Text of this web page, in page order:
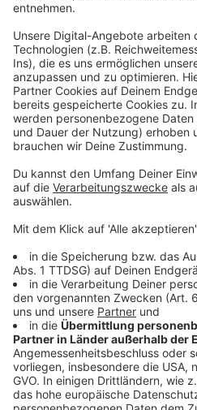
deshalb vor, eine Leitlinie zu
Gastronomen dahingehend
genau das aussehen könnte,
Antrag der SPD angenommen
Anzeige
Weitere Meldungen aus
Anzeige
Meter
Randale in Leverkusen:
Schäden an Wohnhäusern
Feuerwehreinsatz
Anzeige